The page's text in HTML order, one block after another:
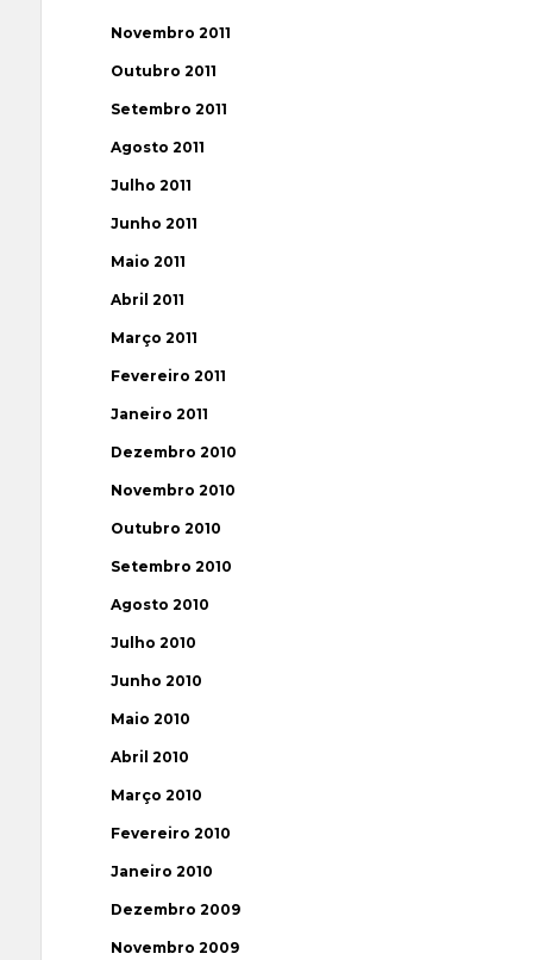
Novembro 2011
Outubro 2011
Setembro 2011
Agosto 2011
Julho 2011
Junho 2011
Maio 2011
Abril 2011
Março 2011
Fevereiro 2011
Janeiro 2011
Dezembro 2010
Novembro 2010
Outubro 2010
Setembro 2010
Agosto 2010
Julho 2010
Junho 2010
Maio 2010
Abril 2010
Março 2010
Fevereiro 2010
Janeiro 2010
Dezembro 2009
Novembro 2009